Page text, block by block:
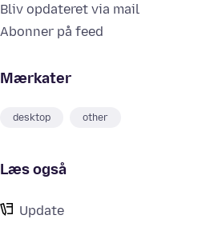
Bliv opdateret via mail
Abonner på feed
Mærkater
desktop other
Læs også
Update